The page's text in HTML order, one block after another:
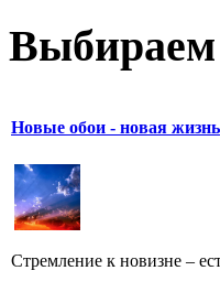
Выбираем
Новые обои - новая жизнь
Стремление к новизне –